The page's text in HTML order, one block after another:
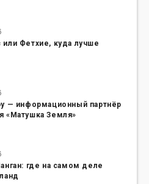
или Фетхие, куда лучше
— информационный партнёр
«Матушка Земля»
где на самом деле